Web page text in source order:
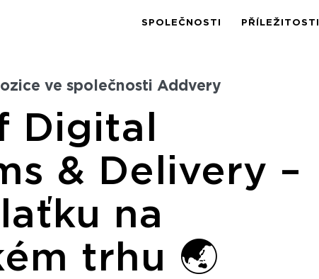
SPOLEČNOSTI PŘÍLEŽITOSTI
ve společnosti Addvery
Digital
& Delivery –
na
trhu 🌏